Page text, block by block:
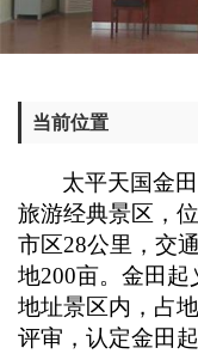
当前位置
太平天国金
旅游经典景区，
市区28公里，交
地200亩。金田起
地址景区内，占
评审，认定金田